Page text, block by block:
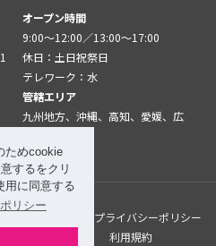
ためcookie
するをクリ
用に同意する
リシー
オープン時間
9:00～12:00／13:00～17:00
休日：土日祝祭日
テレワーク：水
管轄エリア
九州地方、沖縄、高知、愛媛、広
プライバシーポリシー
・団体について 利用規約